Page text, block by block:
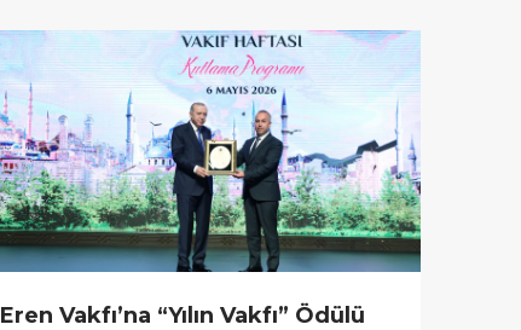
Eren Vakfı’na “Yılın Vakfı” Ödülü